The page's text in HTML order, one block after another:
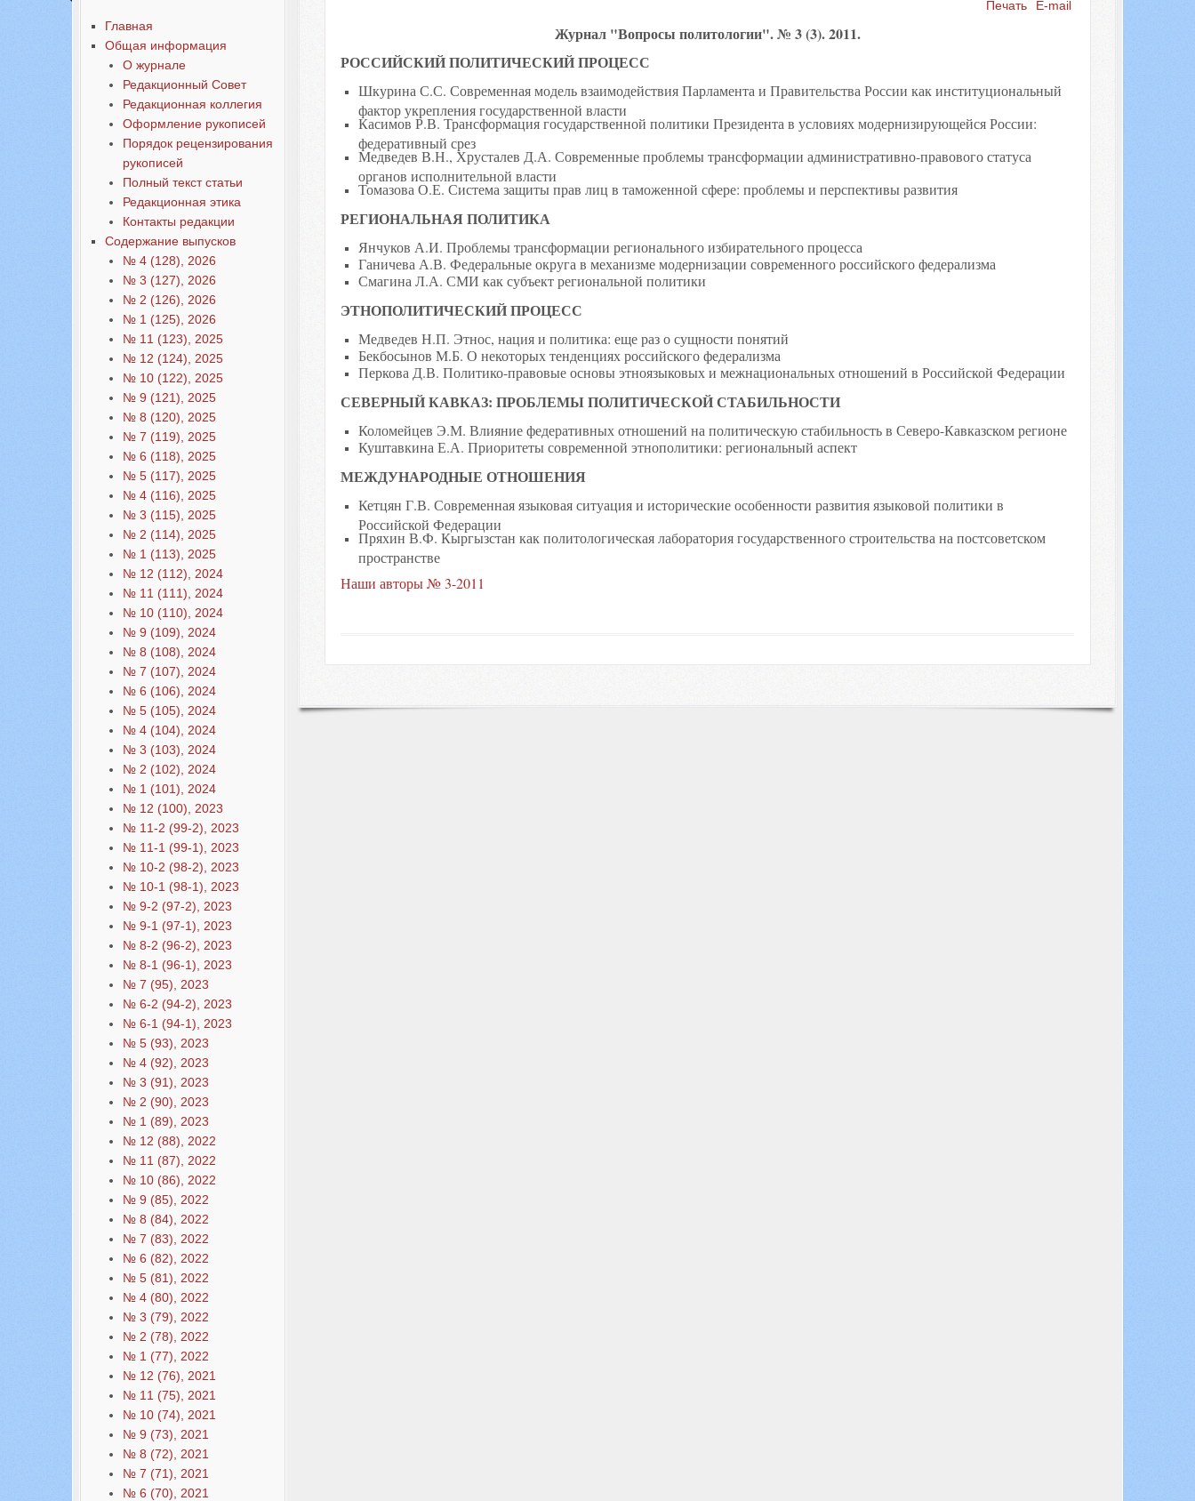
Главная
Общая информация
О журнале
Редакционный Совет
Редакционная коллегия
Оформление рукописей
Порядок рецензирования
рукописей
Полный текст статьи
Редакционная этика
Контакты редакции
Содержание выпусков
№ 4 (128), 2026
№ 3 (127), 2026
№ 2 (126), 2026
№ 1 (125), 2026
№ 11 (123), 2025
№ 12 (124), 2025
№ 10 (122), 2025
№ 9 (121), 2025
№ 8 (120), 2025
№ 7 (119), 2025
№ 6 (118), 2025
№ 5 (117), 2025
№ 4 (116), 2025
№ 3 (115), 2025
№ 2 (114), 2025
№ 1 (113), 2025
№ 12 (112), 2024
№ 11 (111), 2024
№ 10 (110), 2024
№ 9 (109), 2024
№ 8 (108), 2024
№ 7 (107), 2024
№ 6 (106), 2024
№ 5 (105), 2024
№ 4 (104), 2024
№ 3 (103), 2024
№ 2 (102), 2024
№ 1 (101), 2024
№ 12 (100), 2023
№ 11-2 (99-2), 2023
№ 11-1 (99-1), 2023
№ 10-2 (98-2), 2023
№ 10-1 (98-1), 2023
№ 9-2 (97-2), 2023
№ 9-1 (97-1), 2023
№ 8-2 (96-2), 2023
№ 8-1 (96-1), 2023
№ 7 (95), 2023
№ 6-2 (94-2), 2023
№ 6-1 (94-1), 2023
№ 5 (93), 2023
№ 4 (92), 2023
№ 3 (91), 2023
№ 2 (90), 2023
№ 1 (89), 2023
№ 12 (88), 2022
№ 11 (87), 2022
№ 10 (86), 2022
№ 9 (85), 2022
№ 8 (84), 2022
№ 7 (83), 2022
№ 6 (82), 2022
№ 5 (81), 2022
№ 4 (80), 2022
№ 3 (79), 2022
№ 2 (78), 2022
№ 1 (77), 2022
№ 12 (76), 2021
№ 11 (75), 2021
№ 10 (74), 2021
№ 9 (73), 2021
№ 8 (72), 2021
№ 7 (71), 2021
№ 6 (70), 2021
Печать E-mail
Журнал "Вопросы политологии". № 3 (3). 2011.
РОССИЙСКИЙ ПОЛИТИЧЕСКИЙ ПРОЦЕСС
Шкурина С.С. Современная модель взаимодействия Парламента и Правительства России как институциональный
фактор укрепления государственной власти
Касимов Р.В. Трансформация государственной политики Президента в условиях модернизирующейся России:
федеративный срез
Медведев В.Н., Хрусталев Д.А. Современные проблемы трансформации административно-правового статуса
органов исполнительной власти
Томазова О.Е. Система защиты прав лиц в таможенной сфере: проблемы и перспективы развития
РЕГИОНАЛЬНАЯ ПОЛИТИКА
Янчуков А.И. Проблемы трансформации регионального избирательного процесса
Ганичева А.В. Федеральные округа в механизме модернизации современного российского федерализма
Смагина Л.А. СМИ как субъект региональной политики
ЭТНОПОЛИТИЧЕСКИЙ ПРОЦЕСС
Медведев Н.П. Этнос, нация и политика: еще раз о сущности понятий
Бекбосынов М.Б. О некоторых тенденциях российского федерализма
Перкова Д.В. Политико-правовые основы этноязыковых и межнациональных отношений в Российской Федерации
СЕВЕРНЫЙ КАВКАЗ: ПРОБЛЕМЫ ПОЛИТИЧЕСКОЙ СТАБИЛЬНОСТИ
Коломейцев Э.М. Влияние федеративных отношений на политическую стабильность в Северо-Кавказском регионе
Куштавкина Е.А. Приоритеты современной этнополитики: региональный аспект
МЕЖДУНАРОДНЫЕ ОТНОШЕНИЯ
Кетцян Г.В. Современная языковая ситуация и исторические особенности развития языковой политики в
Российской Федерации
Пряхин В.Ф. Кыргызстан как политологическая лаборатория государственного строительства на постсоветском
пространстве
Наши авторы № 3-2011